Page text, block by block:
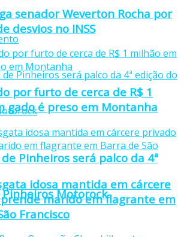
Pinheiros será palco da 4ª
Motorock
senador Weverton Rocha por
desvios no INSS
por furto de cerca de R$ 1
gado é preso em Montanha
idosa mantida em cárcere
marido em flagrante em
Francisco